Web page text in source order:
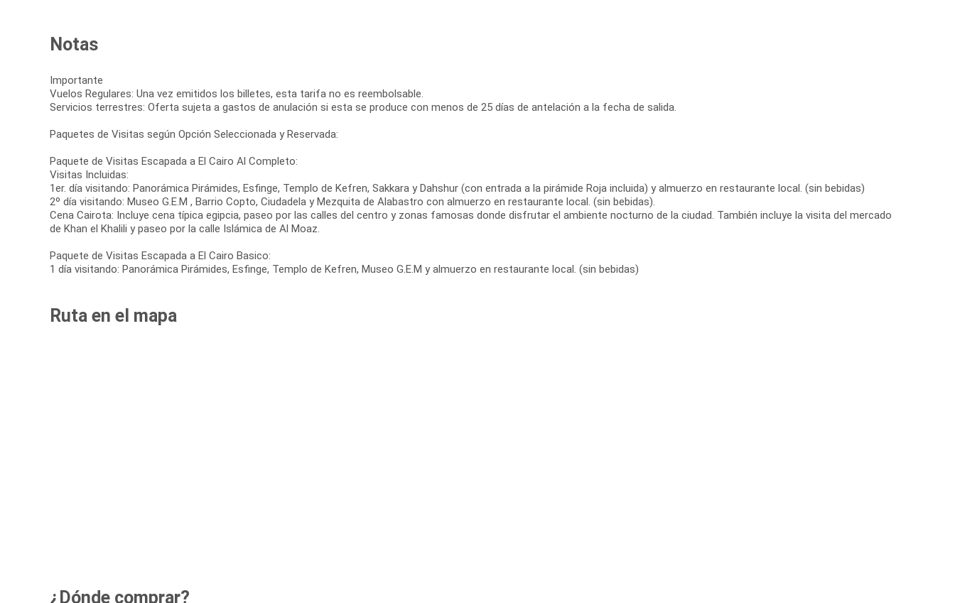
Notas
Importante
Vuelos Regulares: Una vez emitidos los billetes, esta tarifa no es reembolsable.
Servicios terrestres: Oferta sujeta a gastos de anulación si esta se produce con menos de 25 días de antelación a la fecha de salida.
Paquetes de Visitas según Opción Seleccionada y Reservada:
Paquete de Visitas Escapada a El Cairo Al Completo:
Visitas Incluidas:
1er. día visitando: Panorámica Pirámides, Esfinge, Templo de Kefren, Sakkara y Dahshur (con entrada a la pirámide Roja incluida) y almuerzo en restaurante local. (sin bebidas)
2º día visitando: Museo G.E.M , Barrio Copto, Ciudadela y Mezquita de Alabastro con almuerzo en restaurante local. (sin bebidas).
Cena Cairota: Incluye cena típica egipcia, paseo por las calles del centro y zonas famosas donde disfrutar el ambiente nocturno de la ciudad. También incluye la visita del mercado
de Khan el Khalili y paseo por la calle Islámica de Al Moaz.
Paquete de Visitas Escapada a El Cairo Basico:
1 día visitando: Panorámica Pirámides, Esfinge, Templo de Kefren, Museo G.E.M y almuerzo en restaurante local. (sin bebidas)
Ruta en el mapa
¿Dónde comprar?